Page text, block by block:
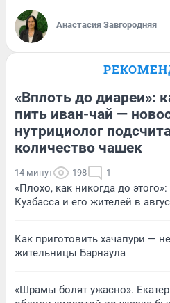
Анастасия Завгородняя
«Вплоть до диареи»:
пить иван-чай —
нутрициолог
количество чашек
14 минут 198 1
«Плохо, как никогда до
Кузбасса и его жителей в
Как приготовить хачапури —
жительницы Барнаула
«Шрамы болят ужасно».